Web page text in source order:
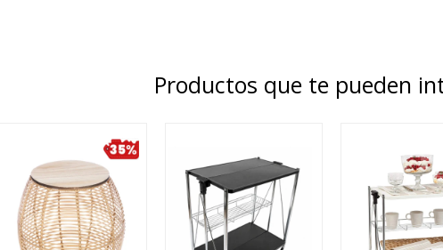
Productos que te pueden